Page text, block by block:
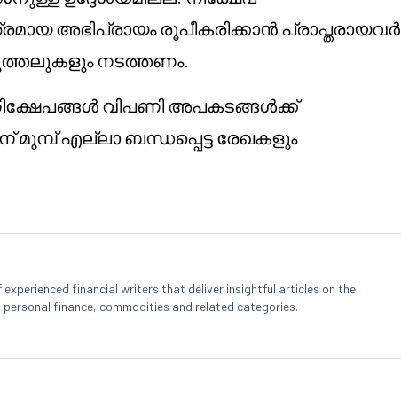
അഭിപ്രായം രൂപീകരിക്കാൻ പ്രാപ്തരായവർ
നടത്തണം.
വിപണി അപകടങ്ങൾക്ക്
മുമ്പ് എല്ലാ ബന്ധപ്പെട്ട രേഖകളും
experienced financial writers that deliver insightful articles on the
personal finance, commodities and related categories.